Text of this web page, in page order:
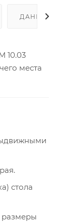
ДАННЫЕ
10.03
места
стола